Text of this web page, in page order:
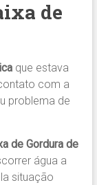
de
que estava
com a
problema de
de Gordura de
água a
situação